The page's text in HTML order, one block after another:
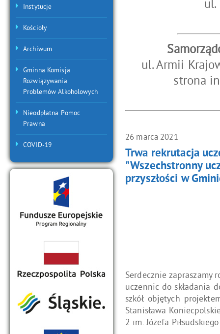
Instytucje
Kościoły
Archiwum
Gminna Komisja
Rozwiązywania
Problemów Alkoholowych
Nieodpłatna Pomoc
Prawna
COVID-19
ul. Armii
strona
26 marca 2021
Trwa rekrutacja
"Wszechstronny
przyszłości w
Serdecznie
uczennic do składania
szkół objętych
Stanisława
2 im. Józefa